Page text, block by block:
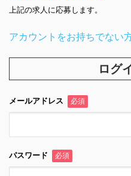
上記の求人に応募します。
アカウントをお持ちでない
ログ
メールアドレス 必須
パスワード 必須